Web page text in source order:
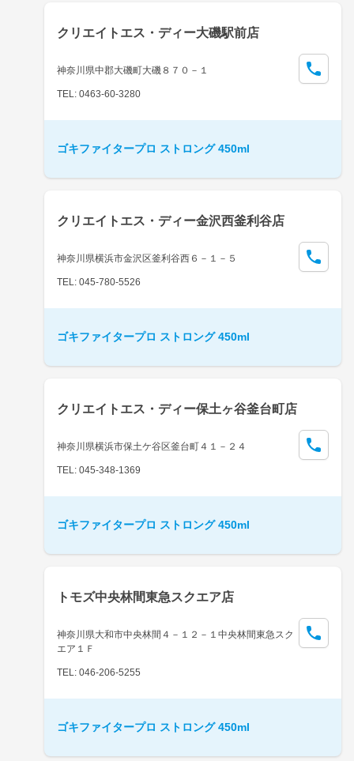
クリエイトエス・ディー大磯駅前店
神奈川県中郡大磯町大磯８７０－１
TEL: 0463-60-3280
ゴキファイタープロ ストロング 450ml
クリエイトエス・ディー金沢西釜利谷店
神奈川県横浜市金沢区釜利谷西６－１－５
TEL: 045-780-5526
ゴキファイタープロ ストロング 450ml
クリエイトエス・ディー保土ヶ谷釜台町店
神奈川県横浜市保土ケ谷区釜台町４１－２４
TEL: 045-348-1369
ゴキファイタープロ ストロング 450ml
トモズ中央林間東急スクエア店
神奈川県大和市中央林間４－１２－１中央林間東急スク
エア１Ｆ
TEL: 046-206-5255
ゴキファイタープロ ストロング 450ml